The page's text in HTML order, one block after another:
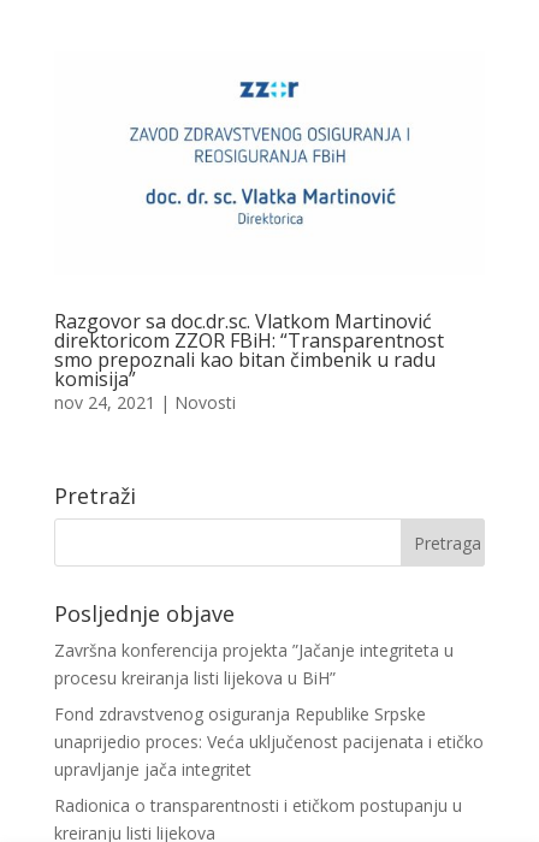
Razgovor sa doc.dr.sc. Vlatkom Martinović
direktoricom ZZOR FBiH: “Transparentnost
smo prepoznali kao bitan čimbenik u radu
komisija”
nov 24, 2021 | Novosti
Pretraži
Posljednje objave
Završna konferencija projekta ”Jačanje integriteta u
procesu kreiranja listi lijekova u BiH”
Fond zdravstvenog osiguranja Republike Srpske
unaprijedio proces: Veća uključenost pacijenata i etičko
upravljanje jača integritet
Radionica o transparentnosti i etičkom postupanju u
kreiranju listi lijekova